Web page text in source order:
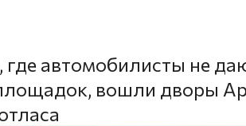
где автомобилисты не
вошли дворы